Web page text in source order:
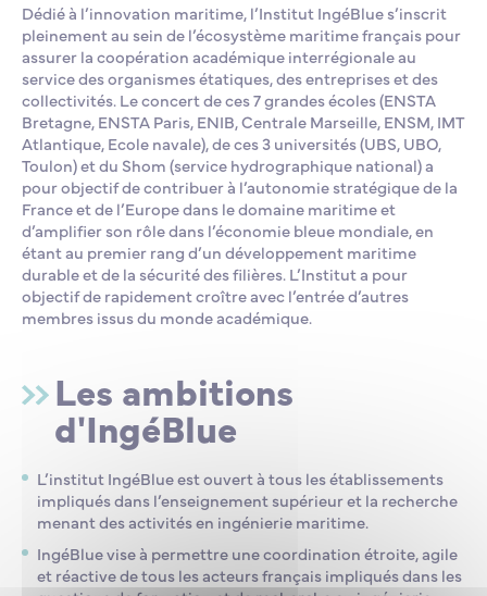
Dédié à l’innovation maritime, l’Institut IngéBlue s’inscrit
pleinement au sein de l’écosystème maritime français pour
assurer la coopération académique interrégionale au
service des organismes étatiques, des entreprises et des
collectivités. Le concert de ces 7 grandes écoles (ENSTA
Bretagne, ENSTA Paris, ENIB, Centrale Marseille, ENSM, IMT
Atlantique, Ecole navale), de ces 3 universités (UBS, UBO,
Toulon) et du Shom (service hydrographique national) a
pour objectif de contribuer à l’autonomie stratégique de la
France et de l’Europe dans le domaine maritime et
d’amplifier son rôle dans l’économie bleue mondiale, en
étant au premier rang d’un développement maritime
durable et de la sécurité des filières. L’Institut a pour
objectif de rapidement croître avec l’entrée d’autres
membres issus du monde académique.
Les ambitions
d'IngéBlue
L’institut IngéBlue est ouvert à tous les établissements
impliqués dans l’enseignement supérieur et la recherche
menant des activités en ingénierie maritime.
IngéBlue vise à permettre une coordination étroite, agile
et réactive de tous les acteurs français impliqués dans les